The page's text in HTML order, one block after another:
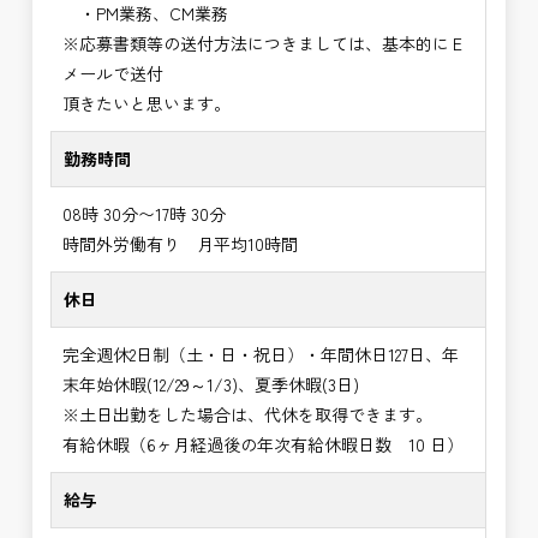
・PM業務、CM業務
※応募書類等の送付方法につきましては、基本的にＥ
メールで送付
頂きたいと思います。
勤務時間
08時 30分〜17時 30分
時間外労働有り 月平均10時間
休日
完全週休2日制（土・日・祝日）・年間休日127日、年
末年始休暇(12/29～1/3)、夏季休暇(3日)
※土日出勤をした場合は、代休を取得できます。
有給休暇（6ヶ月経過後の年次有給休暇日数 10 日）
給与